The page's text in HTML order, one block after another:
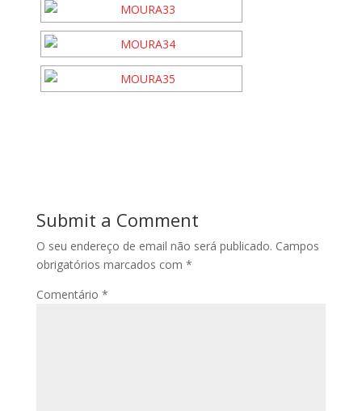
Submit a Comment
O seu endereço de email não será publicado. Campos
obrigatórios marcados com *
Comentário *